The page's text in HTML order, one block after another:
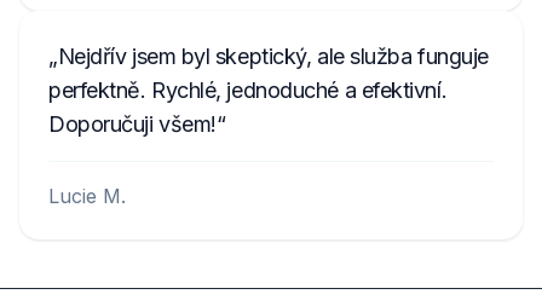
Nejdřív jsem byl skeptický, ale služba funguje
perfektně. Rychlé, jednoduché a efektivní.
Doporučuji všem!
Lucie M.